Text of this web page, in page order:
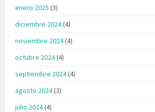
enero 2025 (3)
diciembre 2024(4)
noviembre 2024(4)
octubre 2024(4)
septiembre 2024(4)
agosto 2024(3)
julio 2024(4)